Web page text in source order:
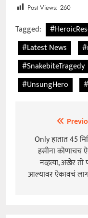
Post Views: 260
Tagged:
#Latest News
#SnakebiteTragedy
#UnsungHero
navigation
Only हातात 45
हसीना कोणाचच
नव्हत्या, अखेर तो
आल्यावर ऐकावचं